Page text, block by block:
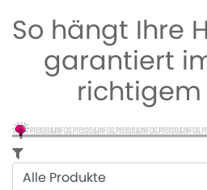
So hängt Ihre
garantiert
richtigem